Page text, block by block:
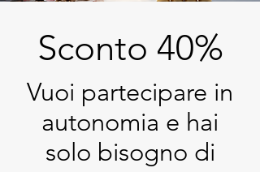
Sconto 40%
Vuoi partecipare in
autonomia e hai
solo bisogno di